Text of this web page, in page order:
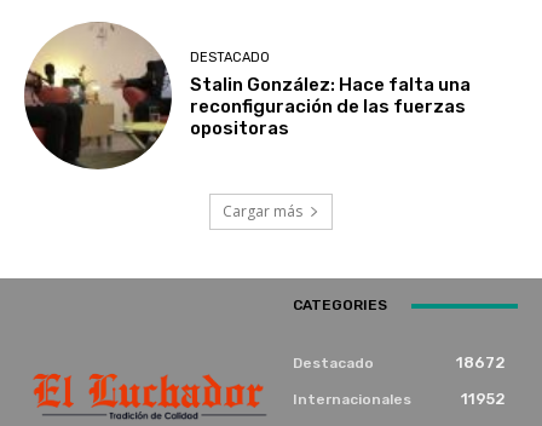
DESTACADO
Stalin González: Hace falta una
reconfiguración de las fuerzas
opositoras
Cargar más
CATEGORIES
Destacado 18672
Internacionales 11952